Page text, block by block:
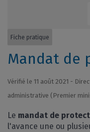
Fiche pratique
Mandat de
Vérifié le 11 août 2021 -
administrative (Premier
Le mandat de
l'avance une ou